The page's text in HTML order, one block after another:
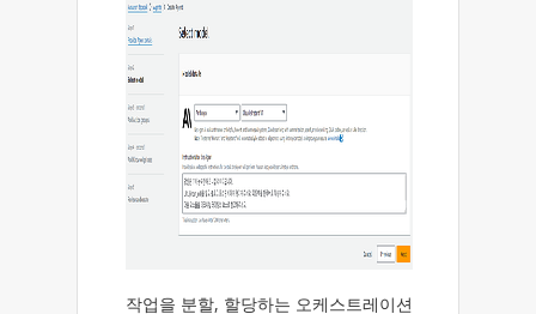
작업을 분할, 할당하는 오케스트레이션